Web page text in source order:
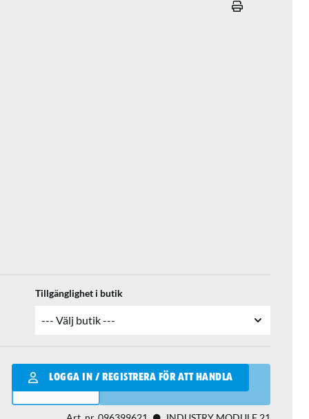
Tillgänglighet i butik
LOGGA IN / REGISTRERA FÖR ATT HANDLA
Qantity
LÄGG I VARUKORGEN